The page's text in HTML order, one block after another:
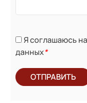
Я соглашаюсь
данных*
ОТПРАВИТЬ